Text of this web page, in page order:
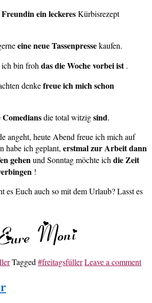
ein leckeresKürbisrezept
eine neue Tassenpressekaufen.
bin froh das die Woche vorbei ist.
denkefreue ich mich schon
Comediansdie total witzigsind.
angeht, heute Abend freue ich mich auf
habe ich geplant, erstmal zur Arbeit dann
gehenund Sonntag möchte ich die Zeit
!
es Euch auch so mit dem Urlaub? Lasst es
Tagged #freitagsfüllerLeave a comment